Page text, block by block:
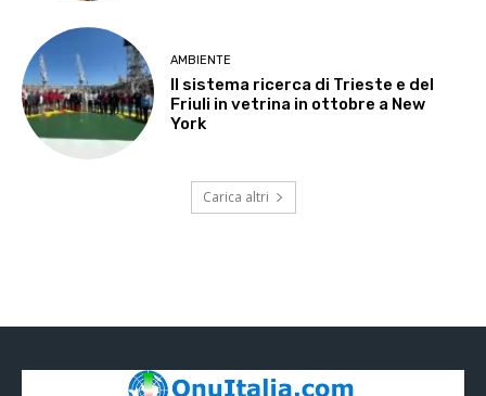
AMBIENTE
Il sistema ricerca di Trieste e del
Friuli in vetrina in ottobre a New
York
Carica altri